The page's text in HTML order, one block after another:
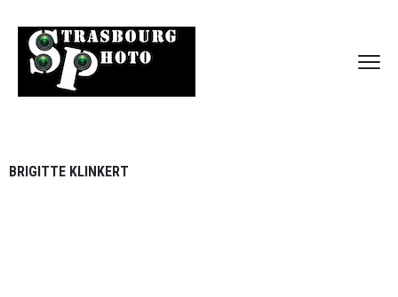
BRIGITTE KLINKERT